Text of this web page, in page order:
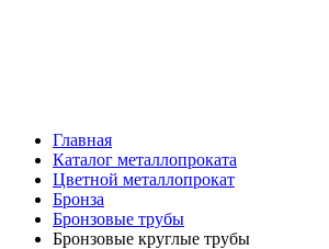
Главная
Каталог металлопроката
Цветной металлопрокат
Бронза
Бронзовые трубы
Бронзовые круглые трубы